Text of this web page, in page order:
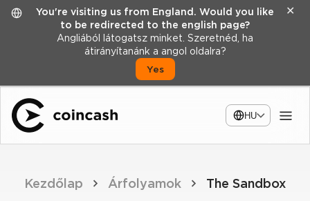
You're visiting us from England. Would you like
to be redirected to the english page?
Angliából látogatsz minket. Szeretnéd, ha
átirányítanánk a angol oldalra?
Yes
✕
HU
Kezdőlap Árfolyamok The Sandbox